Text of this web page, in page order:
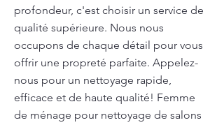
profondeur, c'est choisir un service de
qualité supérieure. Nous nous
occupons de chaque détail pour vous
offrir une propreté parfaite. Appelez-
nous pour un nettoyage rapide,
efficace et de haute qualité! Femme
de ménage pour nettoyage de salons